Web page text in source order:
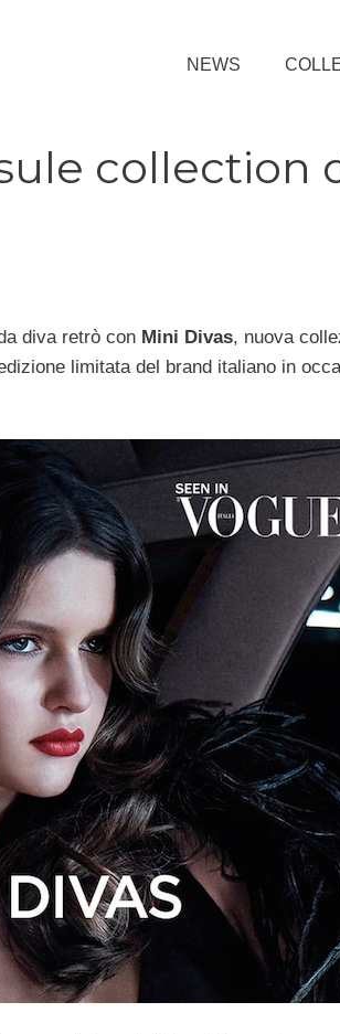
NEWS
collection
diva retrò con Mini Divas, nuova
limitata del brand italiano in